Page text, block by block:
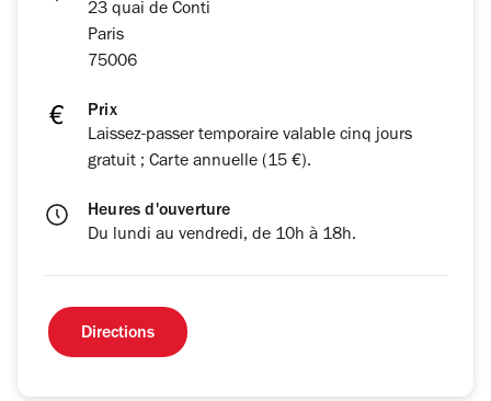
23 quai de Conti
Paris
75006
Prix
Laissez-passer temporaire valable cinq jours
gratuit ; Carte annuelle (15 €).
Heures d'ouverture
Du lundi au vendredi, de 10h à 18h.
Directions